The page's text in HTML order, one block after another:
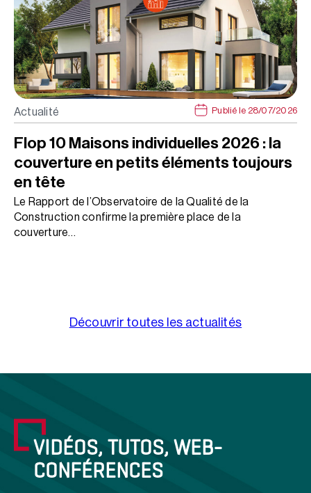
Actualité Publié le 28/07/2026
Flop 10 Maisons individuelles 2026 : la
couverture en petits éléments toujours
en tête
Le Rapport de l’Observatoire de la Qualité de la
Construction confirme la première place de la
couverture…
Découvrir toutes les actualités
VIDÉOS, TUTOS, WEB-
CONFÉRENCES